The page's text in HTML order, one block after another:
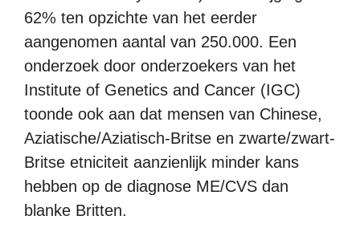
62% ten opzichte van het eerder
aangenomen aantal van 250.000. Een
onderzoek door onderzoekers van het
Institute of Genetics and Cancer (IGC)
toonde ook aan dat mensen van Chinese,
Aziatische/Aziatisch-Britse en zwarte/zwart-
Britse etniciteit aanzienlijk minder kans
hebben op de diagnose ME/CVS dan
blanke Britten.